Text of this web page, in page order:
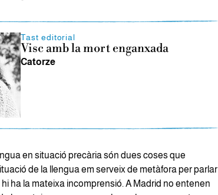
Tast editorial
Visc amb la mort enganxada
Catorze
en situació precària són dues coses que
de la llengua em serveix de metàfora per parlar
ha la mateixa incomprensió. A Madrid no entenen